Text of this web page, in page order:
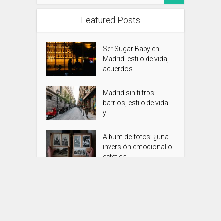
Featured Posts
Ser Sugar Baby en
Madrid: estilo de vida,
acuerdos...
Madrid sin filtros:
barrios, estilo de vida
y...
Álbum de fotos: ¿una
inversión emocional o
estética...